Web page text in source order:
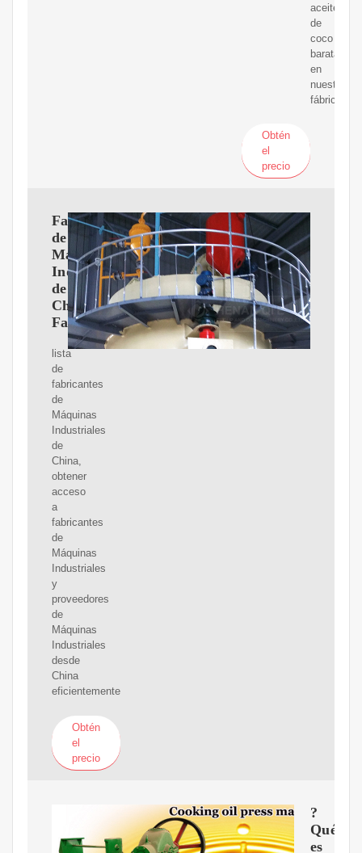
aceite
de
coco
barata
en
nuestra
fábrica.
Obtén
el
precio
Fabricantes
de
Máquinas
Industriales
de
China,
Fabricantes
lista
de
fabricantes
de
Máquinas
Industriales
de
China,
obtener
acceso
a
fabricantes
de
Máquinas
Industriales
y
proveedores
de
Máquinas
Industriales
desde
China
eficientemente
Obtén
el
precio
?
Qué
es